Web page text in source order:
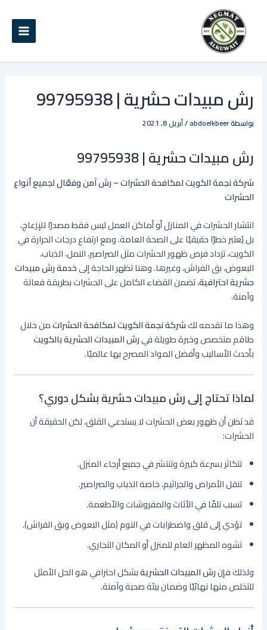
المحتوى
Menu
رش مبيدات حشرية | 99795938
بواسطةabdoelkbeer
/أبريل 8, 2021
رش مبيدات حشرية | 99795938
شركة نجمة الكويت لمكافحة الحشرات – رش آمن وفعّال لجميع أنواع
الحشرات
انتشار الحشرات في المنازل أو أماكن العمل ليس فقط مصدرًا للإزعاج،
بل يُعتبر خطرًا حقيقيًا على الصحة العامة. ومع ارتفاع درجات الحرارة في
الكويت، تزداد فرص ظهور الحشرات مثل الصراصير، النمل، الذباب،
البعوض، بق الفراش، وغيرها. وهنا تظهر الحاجة إلىخدمة رش مبيدات
حشرية احترافية، تضمن القضاء الكامل على الحشرات بطريقة فعالة
وآمنة.
وهذا ما تقدمه لكشركة نجمة الكويت لمكافحة الحشراتمن خلال
طاقم متخصص وخبرة طويلة فيرش المبيدات الحشرية بالكويت
بأحدث الأساليب وأفضل المواد المصرح بها عالميًا.
لماذا تحتاج إلى رش مبيدات حشرية بشكل دوري؟
قد تظن أن ظهور بعض الحشرات لا يستدعي القلق، لكن الحقيقة أن
الحشرات:
تتكاثر بسرعة كبيرة وتنتشر في جميع أرجاء المنزل.
تنقل الأمراض والجراثيم، خاصة الذباب والصراصير.
تسبب تلفًا في الأثاث والمفروشات والأطعمة.
تؤدي إلى قلق واضطرابات في النوم (مثل البعوض وبق الفراش).
تشوه المظهر العام للمنزل أو المكان التجاري.
ولذلك فإنرش المبيدات الحشريةبشكل احترافي هو الحل الأمثل
للتخلص منها نهائيًا وضمان بيئة صحية وآمنة.